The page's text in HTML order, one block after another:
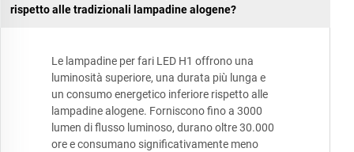
rispetto alle tradizionali lampadine alogene?
Le lampadine per fari LED H1 offrono una
luminosità superiore, una durata più lunga e
un consumo energetico inferiore rispetto alle
lampadine alogene. Forniscono fino a 3000
lumen di flusso luminoso, durano oltre 30.000
ore e consumano significativamente meno